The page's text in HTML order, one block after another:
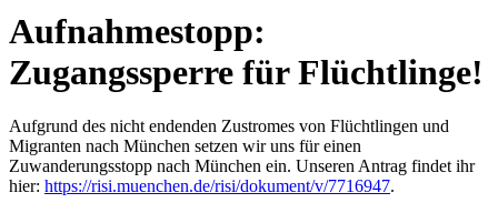
Aufnahmestopp:
Zugangssperre für Flüchtlinge!
Aufgrund des nicht endenden Zustromes von Flüchtlingen und
Migranten nach München setzen wir uns für einen
Zuwanderungsstopp nach München ein. Unseren Antrag findet ihr
hier: https://risi.muenchen.de/risi/dokument/v/7716947.